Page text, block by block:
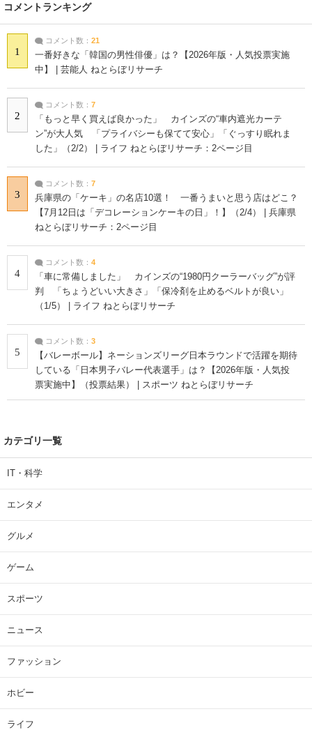
コメントランキング
1
コメント数： 21
一番好きな「韓国の男性俳優」は？【2026年版・人気投票実施
中】 | 芸能人 ねとらぼリサーチ
2
コメント数： 7
「もっと早く買えば良かった」 カインズの“車内遮光カーテ
ン”が大人気 「プライバシーも保てて安心」「ぐっすり眠れま
した」（2/2） | ライフ ねとらぼリサーチ：2ページ目
3
コメント数： 7
兵庫県の「ケーキ」の名店10選！ 一番うまいと思う店はどこ？
【7月12日は「デコレーションケーキの日」！】（2/4） | 兵庫県
ねとらぼリサーチ：2ページ目
4
コメント数： 4
「車に常備しました」 カインズの“1980円クーラーバッグ”が評
判 「ちょうどいい大きさ」「保冷剤を止めるベルトが良い」
（1/5） | ライフ ねとらぼリサーチ
5
コメント数： 3
【バレーボール】ネーションズリーグ日本ラウンドで活躍を期待
している「日本男子バレー代表選手」は？【2026年版・人気投
票実施中】（投票結果） | スポーツ ねとらぼリサーチ
カテゴリ一覧
IT・科学
エンタメ
グルメ
ゲーム
スポーツ
ニュース
ファッション
ホビー
ライフ